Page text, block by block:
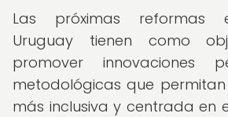
Las próximas reformas
Uruguay tienen como
promover innovaciones
metodológicas que
más inclusiva y centrada en